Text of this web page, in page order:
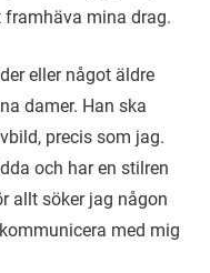
mina drag.
eller något äldre
damer. Han ska
precis som jag.
och har en stilren
allt söker jag någon
med mig